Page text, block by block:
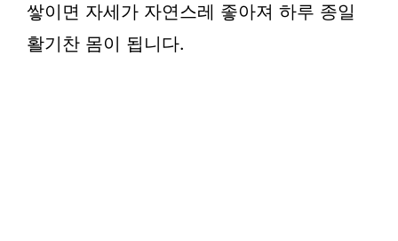
쌓이면 자세가 자연스레 좋아져 하루 종일
활기찬 몸이 됩니다.